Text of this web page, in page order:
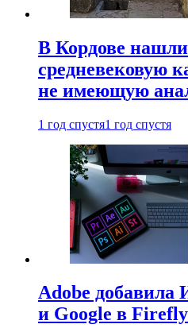
В Кордове
средневековую
не имеющую
1 год спустя1 год спустя
Adobe добавила
и Google в Firefly